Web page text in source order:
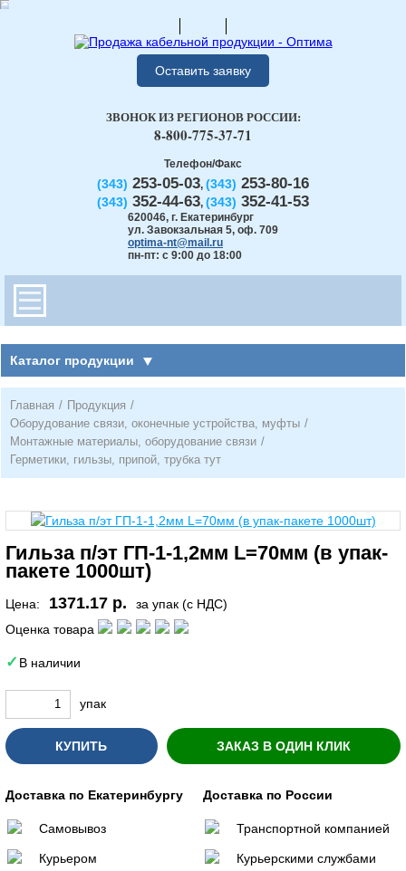
Оставить заявку
Телефон/Факс
(343) 253-05-03, (343) 253-80-16
(343) 352-44-63, (343) 352-41-53
620046, г. Екатеринбург
ул. Завокзальная 5, оф. 709
optima-nt@mail.ru
пн-пт: с 9:00 до 18:00
ЗВОНОК ИЗ РЕГИОНОВ РОССИИ:
8-800-775-37-71
Каталог продукции
Главная / Продукция /
Оборудование связи, оконечные устройства, муфты /
Монтажные материалы, оборудование связи /
Герметики, гильзы, припой, трубка тут
Гильза п/эт ГП-1-1,2мм L=70мм (в упак-
пакете 1000шт)
Цена: 1371.17 р.
за упак (с НДС)
Оценка товара
В наличии
упак
КУПИТЬ ЗАКАЗ В ОДИН КЛИК
Доставка по Екатеринбургу
Самовывоз
Курьером
Доставка по России
Транспортной компанией
Курьерскими службами